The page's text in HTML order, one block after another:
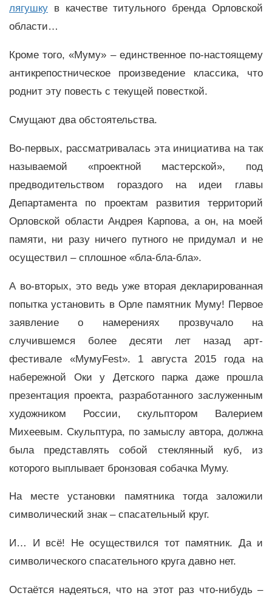
лягушку в качестве титульного бренда Орловской
области…
Кроме того, «Муму» – единственное по-настоящему
антикрепостническое произведение классика, что
роднит эту повесть с текущей повесткой.
Смущают два обстоятельства.
Во-первых, рассматривалась эта инициатива на так
называемой «проектной мастерской», под
предводительством гораздого на идеи главы
Департамента по проектам развития территорий
Орловской области Андрея Карпова, а он, на моей
памяти, ни разу ничего путного не придумал и не
осуществил – сплошное «бла-бла-бла».
А во-вторых, это ведь уже вторая декларированная
попытка установить в Орле памятник Муму! Первое
заявление о намерениях прозвучало на
случившемся более десяти лет назад арт-
фестивале «МумуFest». 1 августа 2015 года на
набережной Оки у Детского парка даже прошла
презентация проекта, разработанного заслуженным
художником России, скульптором Валерием
Михеевым. Скульптура, по замыслу автора, должна
была представлять собой стеклянный куб, из
которого выплывает бронзовая собачка Муму.
На месте установки памятника тогда заложили
символический знак – спасательный круг.
И… И всё! Не осуществился тот памятник. Да и
символического спасательного круга давно нет.
Остаётся надеяться, что на этот раз что-нибудь –